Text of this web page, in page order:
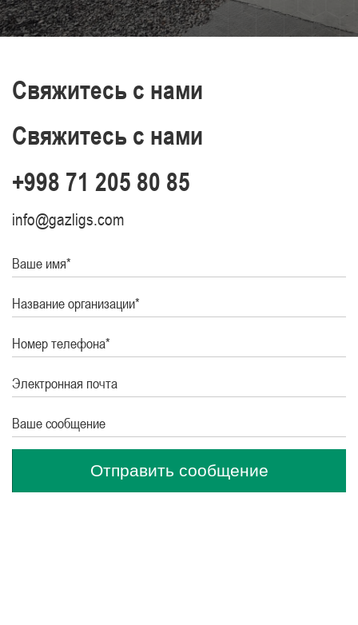
Свяжитесь с нами
Свяжитесь с нами
+998 71 205 80 85
info@gazligs.com
Ваше имя*
Название организации*
Номер телефона*
Электронная почта
Ваше сообщение
Отправить сообщение